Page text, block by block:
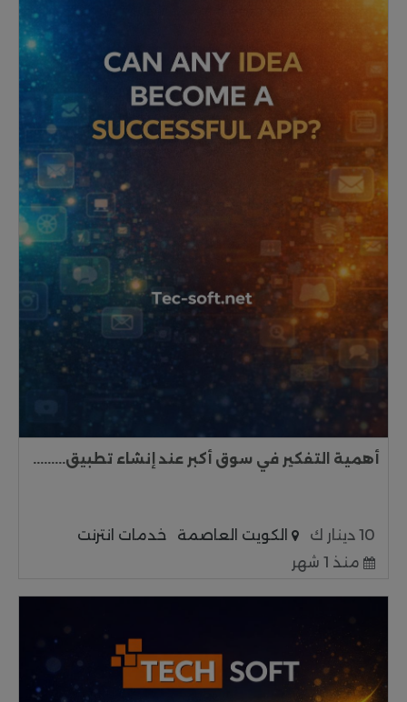
أهمية التفكير في سوق أكبر عند إنشاء تطبيق.........
10 دينار ك الكويت العاصمة
خدمات انترنت
منذ 1 شهر